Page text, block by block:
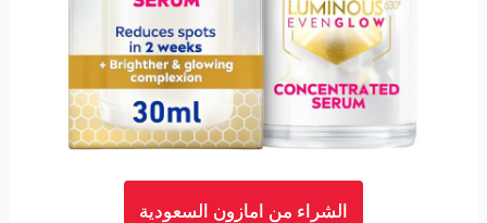
الشراء من امازون السعودية